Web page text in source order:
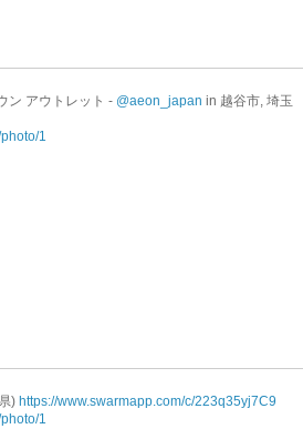
ン アウトレット - @aeon_japan in 越谷市, 埼玉
1
) https://www.swarmapp.com/c/223q35yj7C9
1